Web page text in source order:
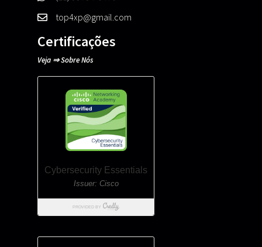
top4xp@gmail.com
Certificações
Veja ⇒Sobre Nós